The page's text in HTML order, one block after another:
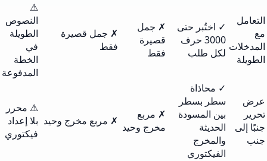
التعامل
مع
المدخلات
الطويلة
✓ اختُبر حتى
3000 حرف
لكل طلب
✗ جمل
قصيرة
فقط
✗ جمل قصيرة
فقط
⚠
النصوص
الطويلة
في
الخطة
المدفوعة
عرض
تحرير
جنبًا إلى
جنب
✓ محاذاة
سطر بسطر
بين المسودة
الحديثة
والمخرج
الفيكتوري
✗ مربع
مخرج وحيد ✗ مربع مخرج وحيد
⚠ محرر
بلا إعداد
فيكتوري